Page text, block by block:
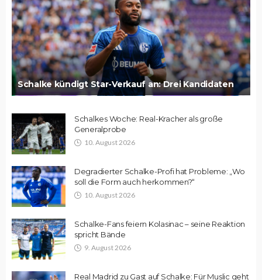
Schalke kündigt Star-Verkauf an: Drei Kandidaten
Schalkes Woche: Real-Kracher als große
Generalprobe
10. August 2026
Degradierter Schalke-Profi hat Probleme: „Wo
soll die Form auch herkommen?“
10. August 2026
Schalke-Fans feiern Kolasinac – seine Reaktion
spricht Bände
9. August 2026
Real Madrid zu Gast auf Schalke: Für Muslic geht